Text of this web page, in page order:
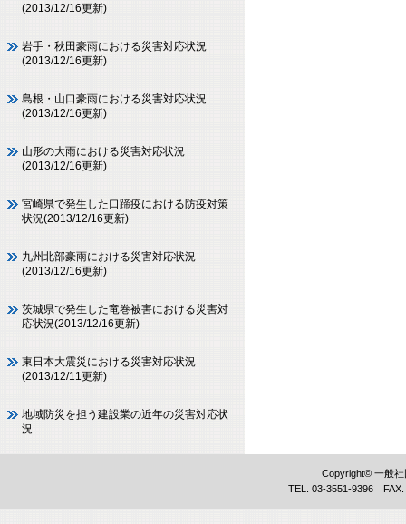
(2013/12/16更新)
岩手・秋田豪雨における災害対応状況
(2013/12/16更新)
島根・山口豪雨における災害対応状況
(2013/12/16更新)
山形の大雨における災害対応状況
(2013/12/16更新)
宮崎県で発生した口蹄疫における防疫対策
状況(2013/12/16更新)
九州北部豪雨における災害対応状況
(2013/12/16更新)
茨城県で発生した竜巻被害における災害対
応状況(2013/12/16更新)
東日本大震災における災害対応状況
(2013/12/11更新)
地域防災を担う建設業の近年の災害対応状
況
Copyright© 一般
TEL. 03-3551-9396